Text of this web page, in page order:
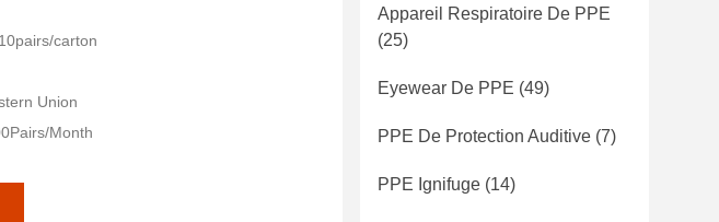
carton
Union
Month
Appareil Respiratoire De PPE
(25)
Eyewear De PPE (49)
PPE De Protection Auditive (7)
PPE Ignifuge (14)